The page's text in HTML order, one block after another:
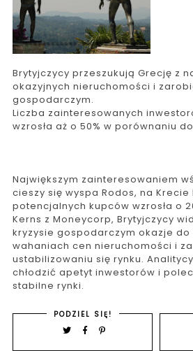
Brytyjczycy przeszukują Grecję z
okazyjnych nieruchomości i
gospodarczym.
Liczba zainteresowanych
wzrosła aż o 50% w porównaniu
Największym zainteresowaniem
cieszy się wyspa Rodos, na Krecie
potencjalnych kupców wzrosła o
Kerns z Moneycorp, Brytyjczycy
kryzysie gospodarczym okazje do
wahaniach cen nieruchomości i
ustabilizowaniu się rynku.
chłodzić apetyt inwestorów i
stabilne rynki.
PODZIEL SIĘ!